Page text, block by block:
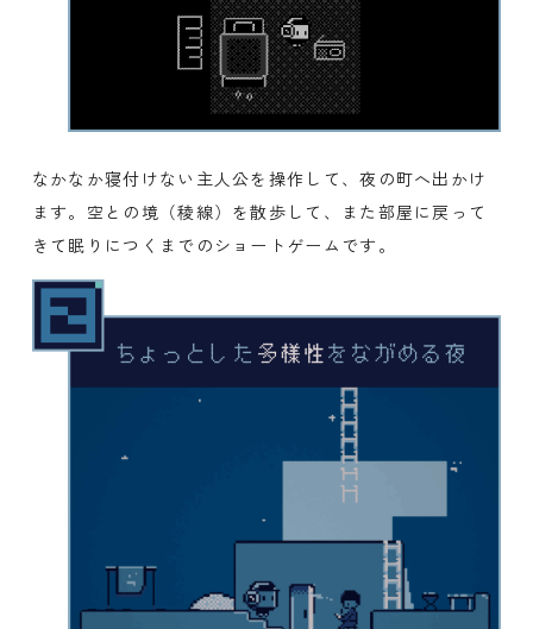
なかなか寝付けない主人公を操作して、夜の町へ出かけ
ます。空との境（稜線）を散歩して、また部屋に戻って
きて眠りにつくまでのショートゲームです。